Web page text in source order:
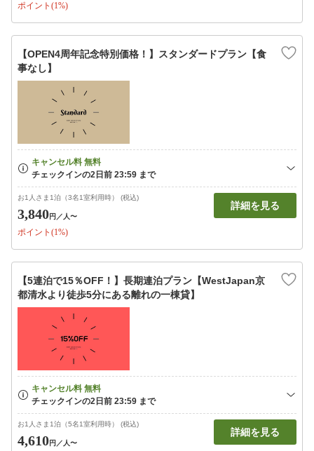
ポイント(1%)
【OPEN4周年記念特別価格！】スタンダードプラン【食
事なし】
お1人さま1泊（3名1室利用時） (税込)
3,840円 ／人〜
ポイント(1%)
詳細を見る
【5連泊で15％OFF！】長期連泊プラン【WestJapan京
都清水より徒歩5分にある離れの一棟貸】
お1人さま1泊（5名1室利用時） (税込)
4,610円 ／人〜
詳細を見る